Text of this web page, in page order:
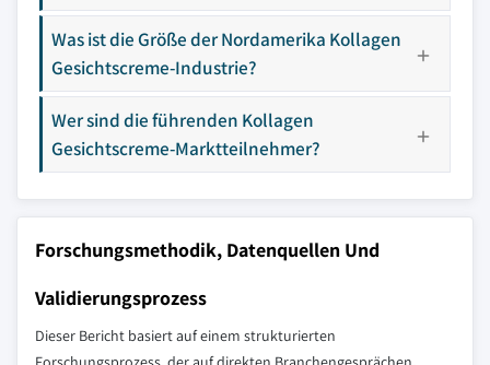
Was ist die Größe der Nordamerika Kollagen
Gesichtscreme-Industrie?
Wer sind die führenden Kollagen
Gesichtscreme-Marktteilnehmer?
Forschungsmethodik, Datenquellen Und
Validierungsprozess
Dieser Bericht basiert auf einem strukturierten